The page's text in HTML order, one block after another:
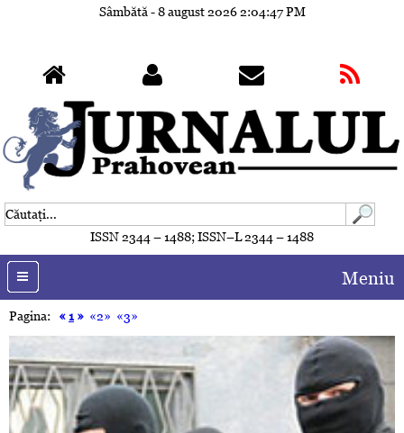
Sâmbătă - 8 august 2026 2:04:50 PM
ISSN 2344 – 1488; ISSN–L 2344 – 1488
Meniu
Pagina: «1» «2» «3»